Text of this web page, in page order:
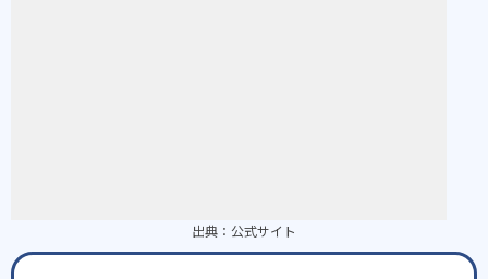
出典： 公式サイト